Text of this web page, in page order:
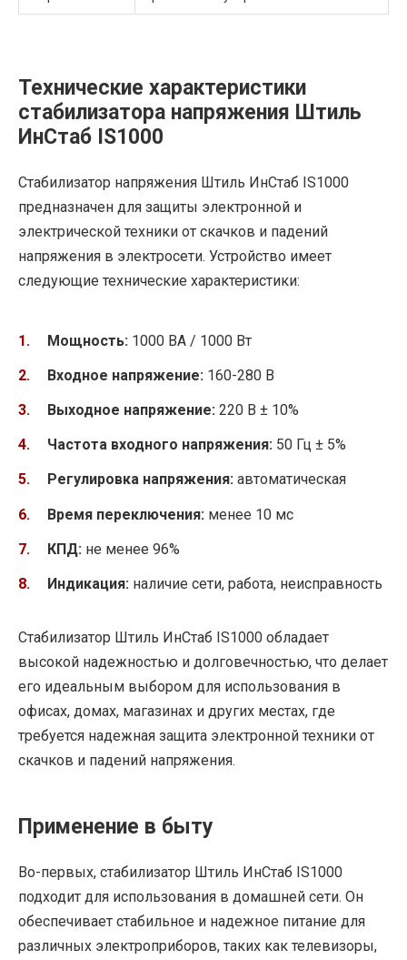
Технические характеристики
стабилизатора напряжения Штиль
ИнСтаб IS1000
Стабилизатор напряжения Штиль ИнСтаб IS1000
предназначен для защиты электронной и
электрической техники от скачков и падений
напряжения в электросети. Устройство имеет
следующие технические характеристики:
Мощность: 1000 ВА / 1000 Вт
Входное напряжение: 160-280 В
Выходное напряжение: 220 В ± 10%
Частота входного напряжения: 50 Гц ± 5%
Регулировка напряжения: автоматическая
Время переключения: менее 10 мс
КПД: не менее 96%
Индикация: наличие сети, работа, неисправность
Стабилизатор Штиль ИнСтаб IS1000 обладает
высокой надежностью и долговечностью, что делает
его идеальным выбором для использования в
офисах, домах, магазинах и других местах, где
требуется надежная защита электронной техники от
скачков и падений напряжения.
Применение в быту
Во-первых, стабилизатор Штиль ИнСтаб IS1000
подходит для использования в домашней сети. Он
обеспечивает стабильное и надежное питание для
различных электроприборов, таких как телевизоры,